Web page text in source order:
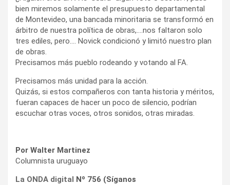
bien miremos solamente el presupuesto departamental
de Montevideo, una bancada minoritaria se transformó en
árbitro de nuestra política de obras,….nos faltaron solo
tres ediles, pero…. Novick condicionó y limitó nuestro plan
de obras.
Precisamos más pueblo rodeando y votando al FA.
Precisamos más unidad para la acción.
Quizás, si estos compañeros con tanta historia y méritos,
fueran capaces de hacer un poco de silencio, podrían
escuchar otras voces, otros sonidos, otras miradas.
Por Walter Martinez
Columnista uruguayo
La ONDA digital Nº 756 (Síganos